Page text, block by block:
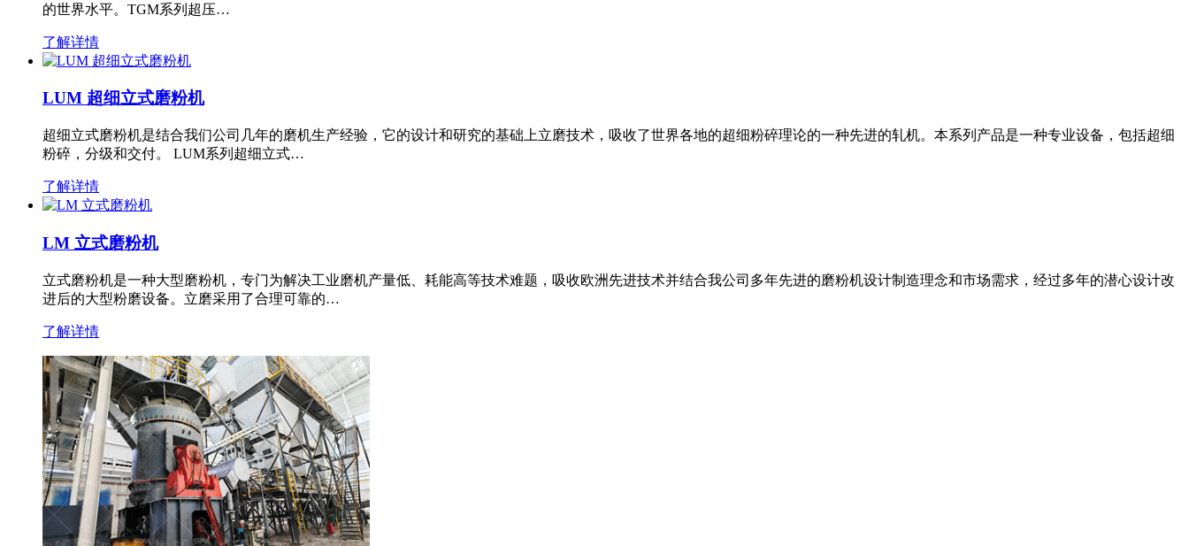
的世界水平。TGM系列超压…
了解详情
LUM 超细立式磨粉机
超细立式磨粉机是结合我们公司几年的磨机生产经验，它的设计和研究的基础上立磨技术，吸收了世界各地的超细粉碎理论的一种先进的轧机。本系列产品是一种专业设备，包括超细
粉碎，分级和交付。 LUM系列超细立式…
了解详情
LM 立式磨粉机
立式磨粉机是一种大型磨粉机，专门为解决工业磨机产量低、耗能高等技术难题，吸收欧洲先进技术并结合我公司多年先进的磨粉机设计制造理念和市场需求，经过多年的潜心设计改
进后的大型粉磨设备。立磨采用了合理可靠的…
了解详情